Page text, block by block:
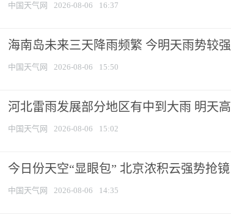
中国天气网 2026-08-06 16:37
海南岛未来三天降雨频繁 今明天雨势较
中国天气网 2026-08-06 15:50
河北雷雨发展部分地区有中到大雨 明天
中国天气网 2026-08-06 15:02
今日份天空“显眼包” 北京浓积云强势抢镜
中国天气网 2026-08-06 14:35